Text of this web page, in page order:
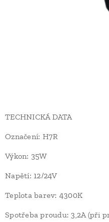
TECHNICKÁ DATA
Označení: H7R
Výkon: 35W
Napětí: 12/24V
Teplota barev: 4300K
Spotřeba proudu: 3,2A (při